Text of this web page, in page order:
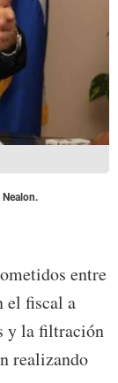
entre
el fiscal a
y la filtración
realizando